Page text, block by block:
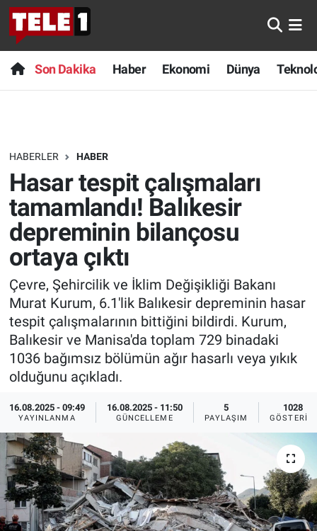
Son Dakika Haber Ekonomi Dünya
HABERLER HABER
Hasar tespit çalışmaları
tamamlandı! Balıkesir
depreminin bilançosu
ortaya çıktı
Çevre, Şehircilik ve İklim Değişikliği Bakanı
Murat Kurum, 6.1'lik Balıkesir depreminin hasar
tespit çalışmalarının bittiğini bildirdi. Kurum,
Balıkesir ve Manisa'da toplam 729 binadaki
1036 bağımsız bölümün ağır hasarlı veya yıkık
olduğunu açıkladı.
16.08.2025 - 09:49
YAYINLANMA
16.08.2025 - 11:50
GÜNCELLEME
5
PAYLAŞIM
1028
GÖSTERIM
Anında Manşet
Başka Sohbetler
Bilim turu
Bilim ve Teknoloji Evreni
Doğa Konuşuyor
Dünya
Ege Saati
Ege'den Esintiler
Eğitim
Eğlence
Ekonomi
Forum
Gerçeğin İzinde
Son Dakika
Haber
Dünya
Teknoloji
Sağlık
Spor
Yayın Akışı
İletişim
Nöbetçi Eczaneler
Hava Durumu
Trafik Durumu
Süper Lig Puan Durumu ve Fikstür
Tüm Manşetler
Son Dakika Haberleri
Haber Arşivi